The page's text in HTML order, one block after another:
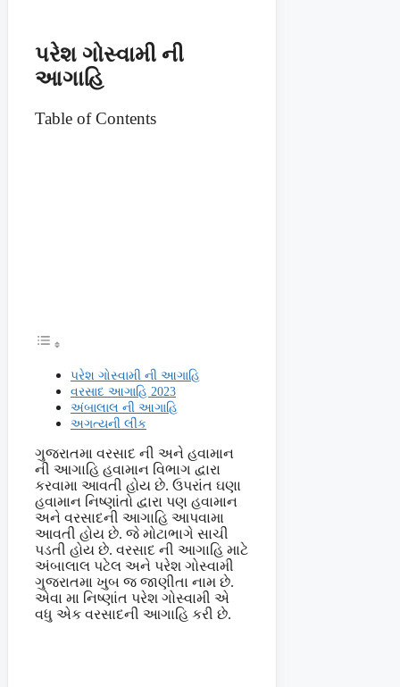
પરેશ ગોસ્વામી ની
આગાહિ
Table of Contents
પરેશ ગોસ્વામી ની આગાહિ
વરસાદ આગાહિ 2023
અંબાલાલ ની આગાહિ
અગત્યની લીંક
ગુજરાતમા વરસાદ ની અને હવામાન
ની આગાહિ હવામાન વિભાગ દ્વારા
કરવામા આવતી હોય છે. ઉપરાંત ઘણા
હવામાન નિષ્ણાંતો દ્વારા પણ હવામાન
અને વરસાદની આગાહિ આપવામા
આવતી હોય છે. જે મોટાભાગે સાચી
પડતી હોય છે. વરસાદ ની આગાહિ માટે
અંબાલાલ પટેલ અને પરેશ ગોસ્વામી
ગુજરાતમા ખુબ જ જાણીતા નામ છે.
એવા મા નિષ્ણાંત પરેશ ગોસ્વામી એ
વધુ એક વરસાદની આગાહિ કરી છે.